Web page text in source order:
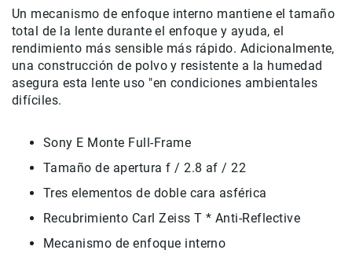
Switcheras
de
video
Cine
Cinema
Cine
de
Cine
Un mecanismo de enfoque interno mantiene el tamaño
total de la lente durante el enfoque y ayuda, el
rendimiento más sensible más rápido. Adicionalmente,
una construcción de polvo y resistente a la humedad
asegura esta lente uso "en condiciones ambientales
difíciles.
Sony E Monte Full-Frame
Tamaño de apertura f / 2.8 af / 22
Tres elementos de doble cara asférica
Recubrimiento Carl Zeiss T * Anti-Reflective
Mecanismo de enfoque interno